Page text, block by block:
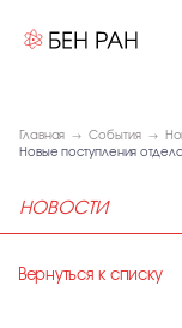
Главная События
Новые поступления
НОВОСТИ
Вернуться к списку